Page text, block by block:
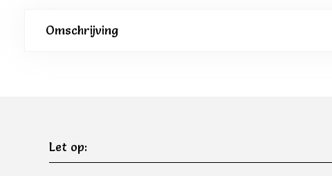
Omschrijving
Let op: